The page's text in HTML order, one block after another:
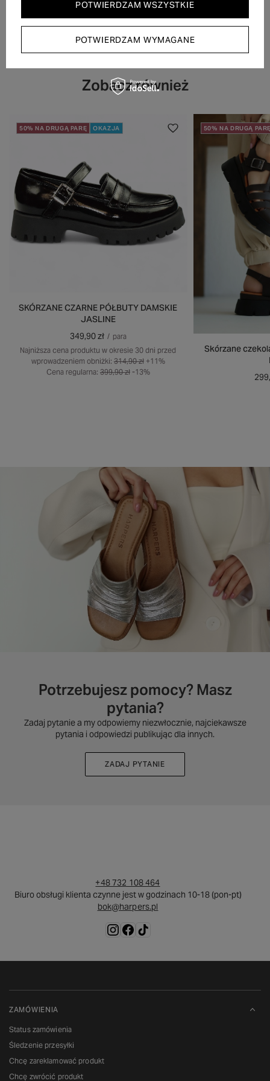
Zobacz również
50% NA DRUGĄ PARĘ OKAZJA
SKÓRZANE CZARNE PÓŁBUTY DAMSKIE
JASLINE
349,90 zł / para
Najniższa cena produktu w okresie 30 dni przed
wprowadzeniem obniżki: 314,90 zł +11%
Cena regularna: 399,90 zł -13%
50% NA DRUGĄ
Skórzane
Potrzebujesz pomocy? Masz
pytania?
Zadaj pytanie a my odpowiemy niezwłocznie, najciekawsze
pytania i odpowiedzi publikując dla innych.
ZADAJ PYTANIE
+48 732 108 464
Biuro obsługi klienta czynne jest w godzinach 10-18 (pon-pt)
bok@harpers.pl
ZAMÓWIENIA
Status zamówienia
Śledzenie przesyłki
Chcę zareklamować produkt
Chcę zwrócić produkt
POTWIERDZAM WYMAGANE
POTWIERDZAM WSZYSTKIE